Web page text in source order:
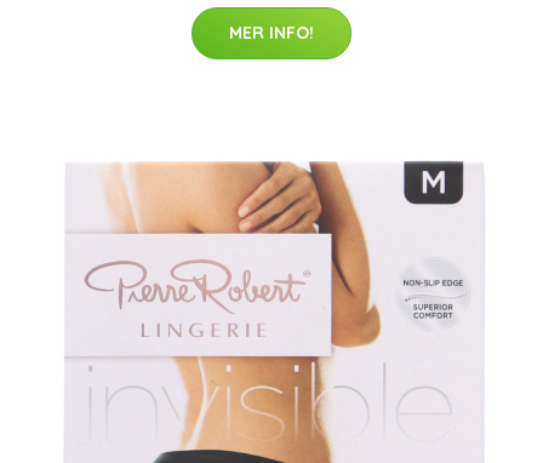
MER INFO!